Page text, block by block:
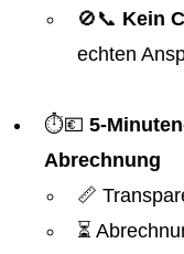
🚫📞 Kein
echten
⏱️💶 5-
Abrechnung
📏
⏳